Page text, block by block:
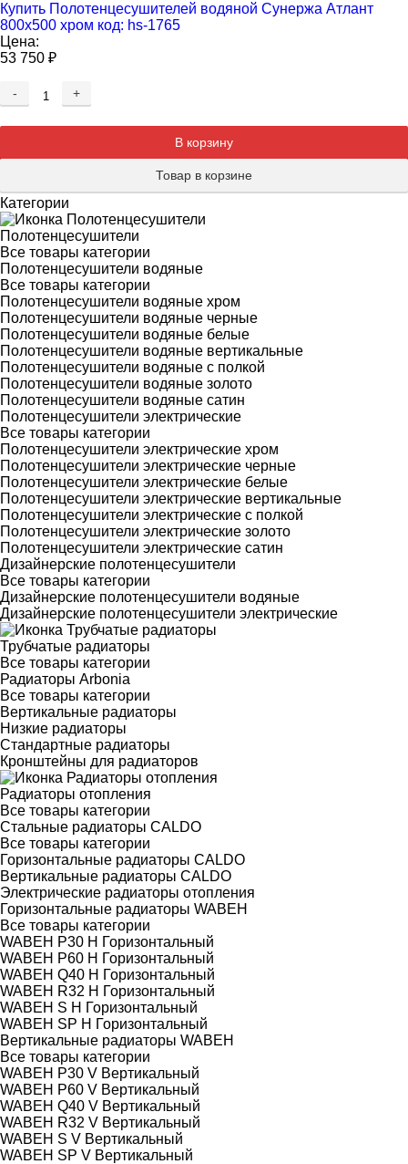
Купить Полотенцесушителей водяной Сунержа Атлант
800х500 хром код: hs-1765
Цена:
53 750 ₽
-
+
В корзину
Товар в корзине
Категории
Полотенцесушители
Все товары категории
Полотенцесушители водяные
Все товары категории
Полотенцесушители водяные хром
Полотенцесушители водяные черные
Полотенцесушители водяные белые
Полотенцесушители водяные вертикальные
Полотенцесушители водяные с полкой
Полотенцесушители водяные золото
Полотенцесушители водяные сатин
Полотенцесушители электрические
Все товары категории
Полотенцесушители электрические хром
Полотенцесушители электрические черные
Полотенцесушители электрические белые
Полотенцесушители электрические вертикальные
Полотенцесушители электрические с полкой
Полотенцесушители электрические золото
Полотенцесушители электрические сатин
Дизайнерские полотенцесушители
Все товары категории
Дизайнерские полотенцесушители водяные
Дизайнерские полотенцесушители электрические
Трубчатые радиаторы
Все товары категории
Радиаторы Arbonia
Все товары категории
Вертикальные радиаторы
Низкие радиаторы
Стандартные радиаторы
Кронштейны для радиаторов
Радиаторы отопления
Все товары категории
Стальные радиаторы CALDO
Все товары категории
Горизонтальные радиаторы CALDO
Вертикальные радиаторы CALDO
Электрические радиаторы отопления
Горизонтальные радиаторы WABEH
Все товары категории
WABEH P30 H Горизонтальный
WABEH P60 H Горизонтальный
WABEH Q40 H Горизонтальный
WABEH R32 H Горизонтальный
WABEH S H Горизонтальный
WABEH SP H Горизонтальный
Вертикальные радиаторы WABEH
Все товары категории
WABEH P30 V Вертикальный
WABEH P60 V Вертикальный
WABEH Q40 V Вертикальный
WABEH R32 V Вертикальный
WABEH S V Вертикальный
WABEH SP V Вертикальный